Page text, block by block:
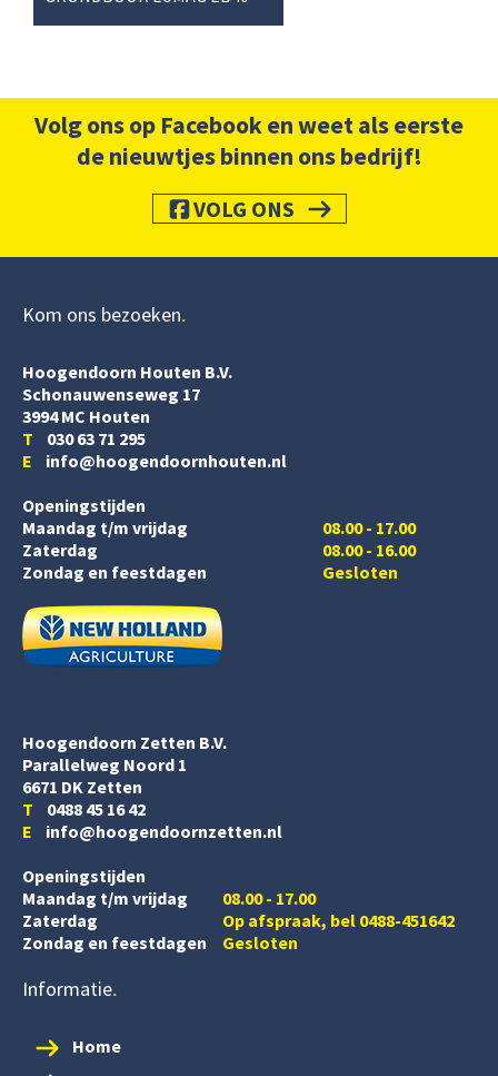
Volg ons op Facebook en weet als eerste
de nieuwtjes binnen ons bedrijf!
VOLG ONS
Kom ons bezoeken
Hoogendoorn Houten B.V.
Schonauwenseweg 17
3994 MC Houten
T 030 63 71 295
E info@hoogendoornhouten.nl
Openingstijden
Maandag t/m vrijdag
Zaterdag
08.00 - 17.00
08.00 - 16.00
Zondag en feestdagen
Gesloten
Hoogendoorn Zetten B.V.
Parallelweg Noord 1
6671 DK Zetten
T 0488 45 16 42
E info@hoogendoornzetten.nl
Openingstijden
Maandag t/m vrijdag
08.00 - 17.00
Zaterdag
Op afspraak, bel 0488-451642
Zondag en feestdagen
Gesloten
Informatie
Home